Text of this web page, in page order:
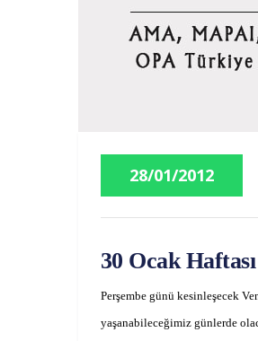
28/01/2012
30 Ocak Haftası
Perşembe günü kesinleşecek
yaşanabileceğimiz günlerde